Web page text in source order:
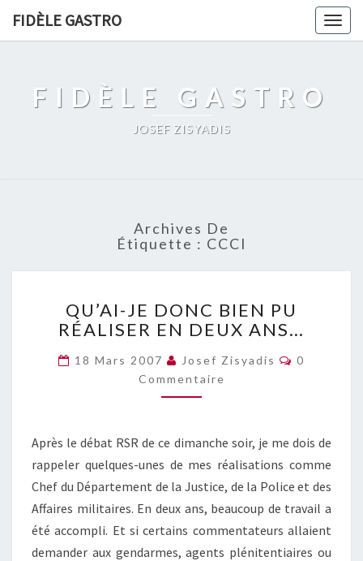
FIDÈLE GASTRO
FIDÈLE GASTRO
JOSEF ZISYADIS
Archives De
Étiquette : CCCI
JE
DONC
PU
RÉALISER
EN
ANS…
QU’AI-JE DONC BIEN PU
RÉALISER EN DEUX ANS…
18 Mars 2007 Josef Zisyadis
0
Commentaire
Après le débat RSR de ce dimanche soir, je me dois de
rappeler quelques-unes de mes réalisations comme
Chef du Département de la Justice, de la Police et des
Affaires militaires. En deux ans, beaucoup de travail a
été accompli. Et si certains commentateurs allaient
demander aux gendarmes, agents plénitentiaires ou